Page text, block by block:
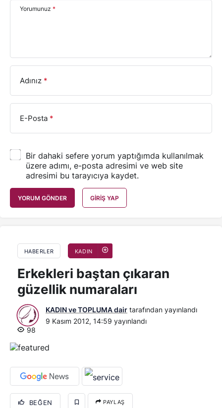
Yorumunuz *
Adınız *
E-Posta *
Bir dahaki sefere yorum yaptığımda kullanılmak
üzere adımı, e-posta adresimi ve web site
adresimi bu tarayıcıya kaydet.
YORUM GÖNDER GIRIŞ YAP
HABERLER KADIN
Erkekleri baştan çıkaran
güzellik numaraları
KADIN ve TOPLUMA dair tarafından yayınlandı
9 Kasım 2012, 14:59 yayınlandı
98
BEĞEN PAYLAŞ